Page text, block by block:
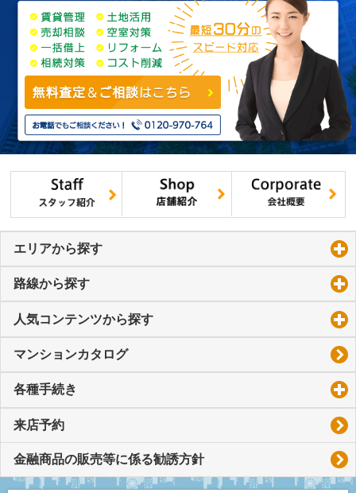
エリアから探す
路線から探す
人気コンテンツから探す
マンションカタログ
各種手続き
来店予約
金融商品の販売等に係る勧誘方針